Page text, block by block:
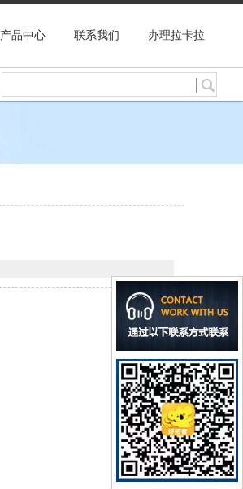
产品中心 联系我们 办理拉卡拉